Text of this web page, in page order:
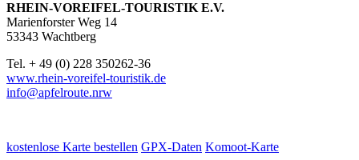
RHEIN-VOREIFEL-TOURISTIK E.V.
Marienforster Weg 14
53343 Wachtberg
Tel. + 49 (0) 228 350262-36
www.rhein-voreifel-touristik.de
info@apfelroute.nrw
kostenlose Karte bestellen GPX-Daten Komoot-Karte